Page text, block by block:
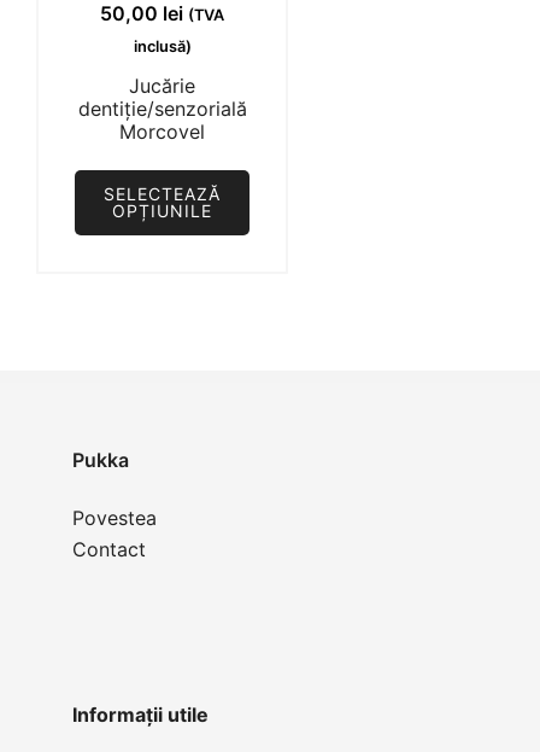
50,00 lei (TVA
inclusă)
Jucărie
dentiție/senzorială
Morcovel
SELECTEAZĂ
OPȚIUNILE
Acest
are
Pukka
Povestea
Contact
Informații utile